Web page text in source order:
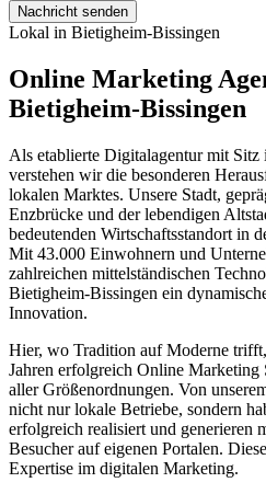
Nachricht senden
Lokal in Bietigheim-Bissingen
Online Marketing
Bietigheim-Bissingen
Als etablierte Digitalagentur mit
verstehen wir die besonderen
lokalen Marktes. Unsere Stadt,
Enzbrücke und der lebendigen
bedeutenden Wirtschaftsstandort in
Mit 43.000 Einwohnern und
zahlreichen mittelständischen
Bietigheim-Bissingen ein
Innovation.
Hier, wo Tradition auf Moderne
Jahren erfolgreich Online Marketing
aller Größenordnungen. Von
nicht nur lokale Betriebe, sondern
erfolgreich realisiert und generieren
Besucher auf eigenen Portalen.
Expertise im digitalen Marketing.